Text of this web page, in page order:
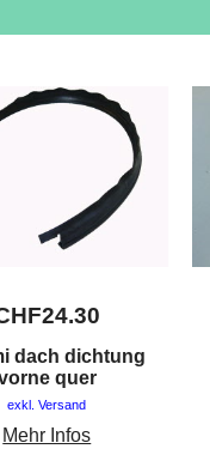
24.30
dach dichtung
quer
exkl. Versand
Mehr Infos